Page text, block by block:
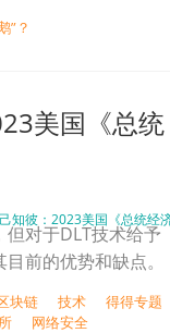
”？
美国《总统
对于DLT技术给予
前的优势和缺点。
块链 技术
得得专题
网络安全